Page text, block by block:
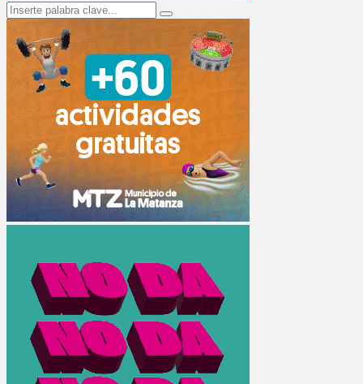
Search
for:
Search